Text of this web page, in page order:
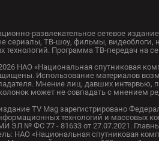
развлекательное сетевое
сериалы, ТВ-шоу, фильмы, видеоблоги,
технологий. Программа ТВ-передач на
НАО «Национальная спутниковая
Использование материалов
Мнение лиц, давших интервью,
может не совпадать с мнением
TV Mag зарегистрировано
технологий и массовых
ЭЛ № ФС 77 - 81633 от 27.07.2021.
НАО «Национальная спутниковая